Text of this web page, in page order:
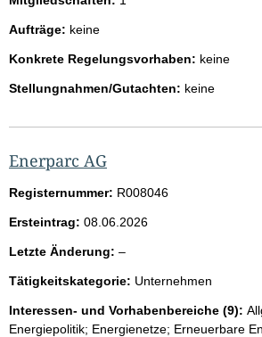
Aufträge: keine
Konkrete Regelungsvorhaben: keine
Stellungnahmen/Gutachten: keine
Enerparc AG
Registernummer: R008046
Ersteintrag: 08.06.2026
Letzte Änderung: –l
e
r
Tätigkeitskategorie: Unternehmen
Interessen- und Vorhabenbereiche (9):
Energiepolitik; Energienetze; Erneuerbare